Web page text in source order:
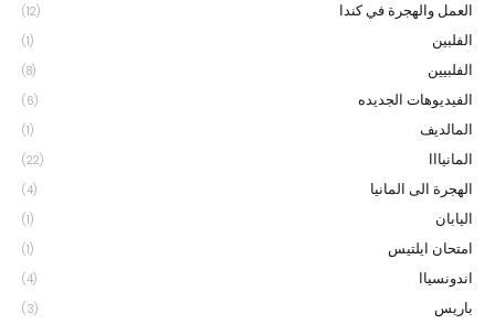
العمل والهجرة في كندا (12)
الفلبين (1)
الفلبيين (8)
الفيديوهات الجديده (6)
المالديف (1)
المانيااا (22)
الهجرة الى المانيا (4)
اليابان (1)
امتحان ايلتيس (1)
اندونسياا (4)
باريس (3)